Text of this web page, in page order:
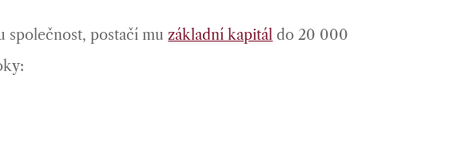
společnost, postačí muzákladní kapitál do 20 000